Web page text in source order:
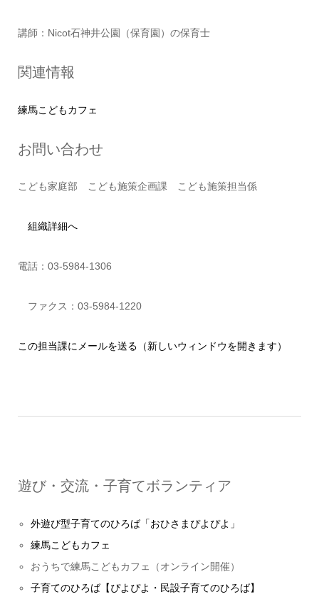
講師：Nicot石神井公園（保育園）の保育士
関連情報
練馬こどもカフェ
お問い合わせ
こども家庭部 こども施策企画課 こども施策担当係
組織詳細へ
電話：03-5984-1306
ファクス：03-5984-1220
この担当課にメールを送る（新しいウィンドウを開きます）
遊び・交流・子育てボランティア
外遊び型子育てのひろば「おひさまぴよぴよ」
練馬こどもカフェ
おうちで練馬こどもカフェ（オンライン開催）
子育てのひろば【ぴよぴよ・民設子育てのひろば】